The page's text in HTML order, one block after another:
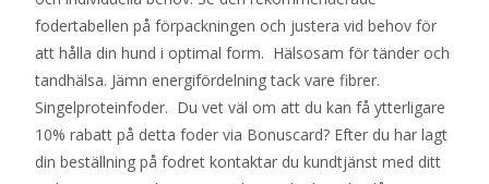
fodertabellen på förpackningen och justera vid behov för
att hålla din hund i optimal form. Hälsosam för tänder och
tandhälsa. Jämn energifördelning tack vare fibrer.
Singelproteinfoder. Du vet väl om att du kan få ytterligare
10% rabatt på detta foder via Bonuscard? Efter du har lagt
din beställning på fodret kontaktar du kundtjänst med ditt